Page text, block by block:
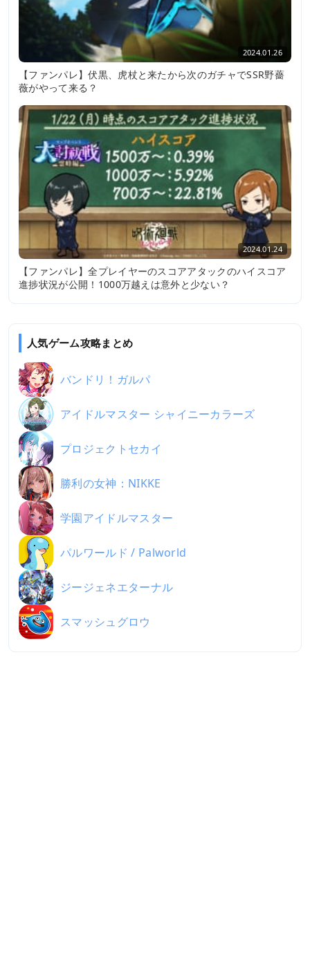
2024.01.26
【ファンパレ】伏黒、虎杖と来たから次のガチャでSSR野薔
薇がやって来る？
2024.01.24
【ファンパレ】全プレイヤーのスコアアタックのハイスコア
進捗状況が公開！1000万越えは意外と少ない？
人気ゲーム攻略まとめ
バンドリ！ガルパ
アイドルマスター シャイニーカラーズ
プロジェクトセカイ
勝利の女神：NIKKE
学園アイドルマスター
パルワールド / Palworld
ジージェネエターナル
スマッシュグロウ